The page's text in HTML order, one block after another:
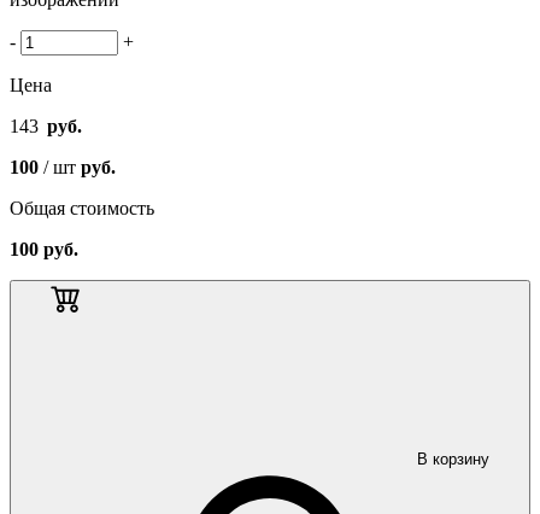
- +
Цена
143 руб.
100 / шт руб.
Общая стоимость
100 руб.
В корзину